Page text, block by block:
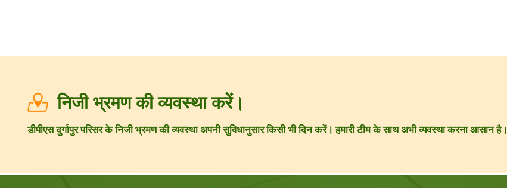
निजी भ्रमण की व्यवस्था करें।
डीपीएस दुर्गापुर परिसर के निजी भ्रमण की व्यवस्था अपनी सुविधानुसार किसी भी दिन करें। हमारी टीम के साथ अभी व्यवस्था करना आसान है।